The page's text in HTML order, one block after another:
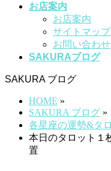
お店案内
お店案内
サイトマップ
お問い合わせ
SAKURAブログ
SAKURA ブログ
HOME »
SAKURA ブログ »
各星座の運勢&タ
本日のタロット１
置